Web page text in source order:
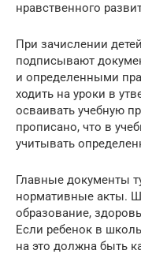
нравственного
При зачислении
подписывают
и определенными
ходить на уроки в
осваивать учебную
прописано, что в
учитывать
Главные документы
нормативные акты.
образование,
Если ребенок в
на это должна быть